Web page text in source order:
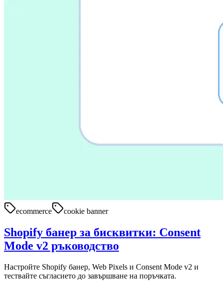
ecommerce cookie banner
Shopify банер за бисквитки: Consent
Mode v2 ръководство
Настройте Shopify банер, Web Pixels и Consent Mode v2 и
тествайте съгласието до завършване на поръчката.